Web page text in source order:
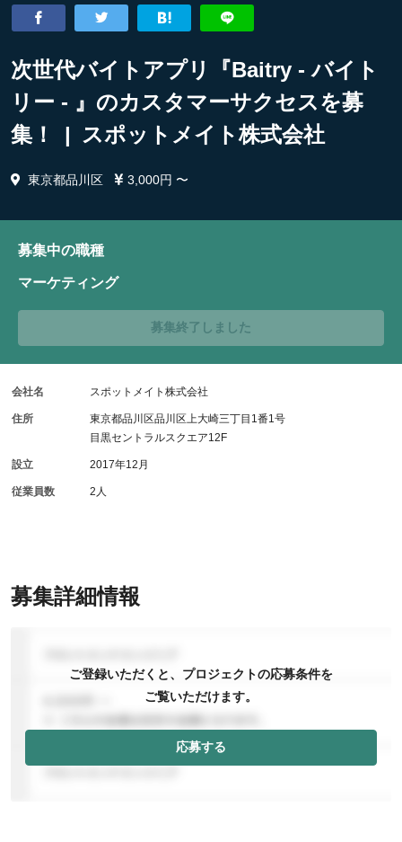
次世代バイトアプリ『Baitry - バイト
リー - 』のカスタマーサクセスを募
集！ | スポットメイト株式会社
東京都品川区 3,000円 〜
募集詳細情報
ご登録いただくと、プロジェクトの応募条件を
ご覧いただけます。
応募する
募集中の職種
マーケティング
募集終了しました
会社名 スポットメイト株式会社
住所
東京都品川区品川区上大崎三丁目1番1号
目黒セントラルスクエア12F
設立 2017年12月
従業員数 2人